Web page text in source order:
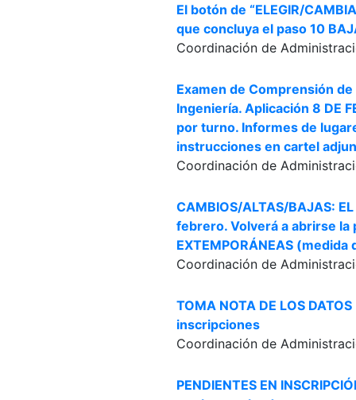
El botón de “ELEGIR/
que concluya el paso 10
Coordinación de
Examen de Comprensión
Ingeniería. Aplicación 8 DE
por turno. Informes de
instrucciones en cartel
Coordinación de
CAMBIOS/ALTAS/BAJAS:
febrero. Volverá a abrirse la
EXTEMPORÁNEAS
Coordinación de
TOMA NOTA DE LOS
inscripciones
Coordinación de
PENDIENTES EN